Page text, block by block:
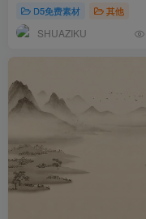
D5免费素材 其他
SHUAZIKU